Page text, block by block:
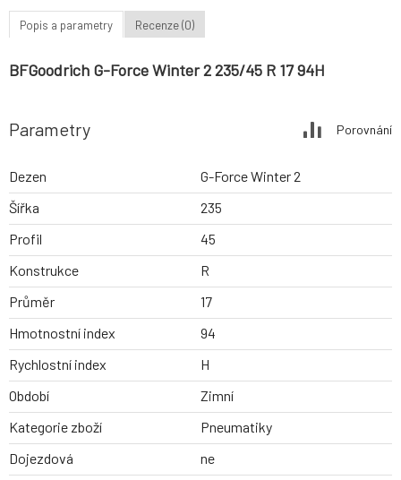
Popis a parametry Recenze (0)
BFGoodrich G-Force Winter 2 235/45 R 17 94H
Parametry Porovnání
Dezen
G-Force Winter 2
Šířka
235
Profil
45
Konstrukce
R
Průměr
17
Hmotnostní index
94
Rychlostní index
H
Období
Zimní
Kategorie zboží
Pneumatiky
Dojezdová
ne